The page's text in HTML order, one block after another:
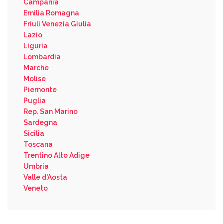
Campania
Emilia Romagna
Friuli Venezia Giulia
Lazio
Liguria
Lombardia
Marche
Molise
Piemonte
Puglia
Rep. San Marino
Sardegna
Sicilia
Toscana
Trentino Alto Adige
Umbria
Valle d'Aosta
Veneto